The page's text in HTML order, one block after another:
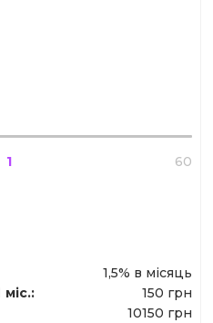
1 60
1,5% в місяць
мiс.:
150 грн
10150 грн